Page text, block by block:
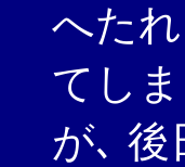
へた
てし
が､ 後